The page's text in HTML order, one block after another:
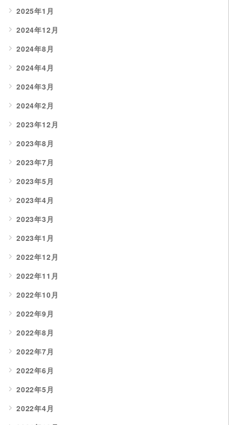
2025年1月
2024年12月
2024年8月
2024年4月
2024年3月
2024年2月
2023年12月
2023年8月
2023年7月
2023年5月
2023年4月
2023年3月
2023年1月
2022年12月
2022年11月
2022年10月
2022年9月
2022年8月
2022年7月
2022年6月
2022年5月
2022年4月